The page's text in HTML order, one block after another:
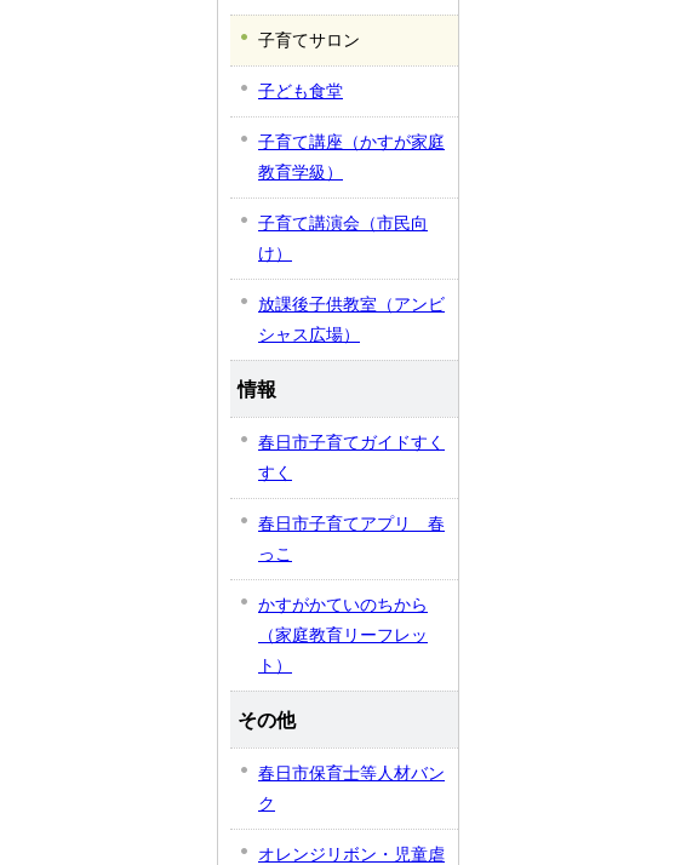
子育てサロン
子ども食堂
子育て講座（かすが家庭
教育学級）
子育て講演会（市民向
け）
放課後子供教室（アンビ
シャス広場）
情報
春日市子育てガイドすく
すく
春日市子育てアプリ 春
っこ
かすがかていのちから
（家庭教育リーフレッ
ト）
その他
春日市保育士等人材バン
ク
オレンジリボン・児童虐